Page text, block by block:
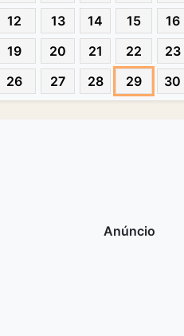
12
13 14 15 16
19
20 21 22 23
26
27 28 29 30